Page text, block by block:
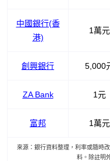
中國銀行(香
港)
1萬元
創興銀行 5,000
ZA Bank 1元
富邦 1萬元
來源：銀行資料整理，利率或隨時
料。除註明